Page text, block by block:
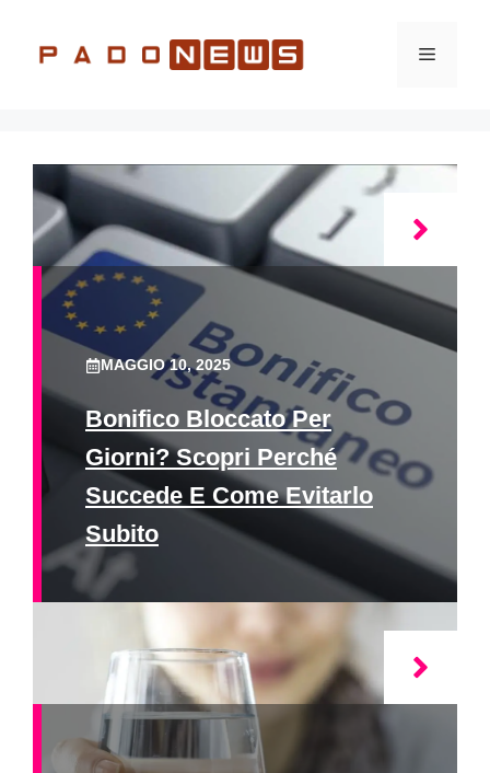
contenuto
Menu
MAGGIO 10, 2025
Bonifico Bloccato Per
Giorni? Scopri Perché
Succede E Come Evitarlo
Subito